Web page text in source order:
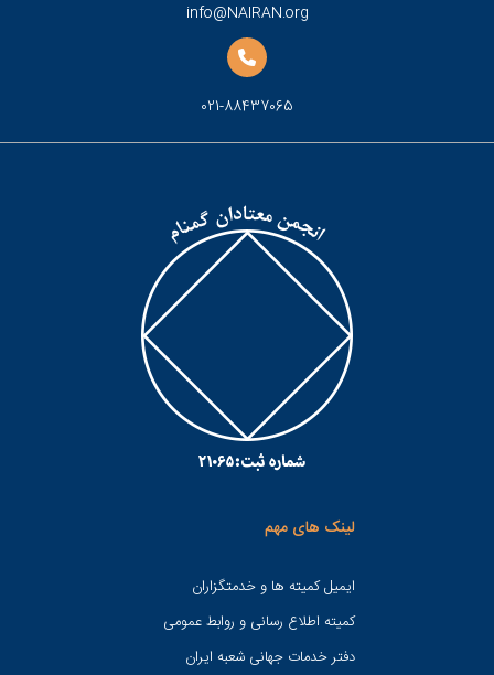
info@NAIRAN.org
021-88437065
لینک های مهم
ایمیل کمیته ها و خدمتگزاران
کميته اطلاع رسانی و روابط عمومی
دفتر خدمات جهانی شعبه ايران